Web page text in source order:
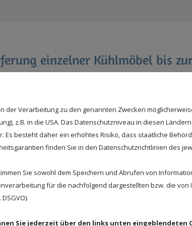
einzelner Kühlmöbel bis
arbeiten Sie mit Ihrem
und Ingenieuren
und planen Ihr individuelles
Kühltechnik zu der täglichen Arbeit
auch bei der Einrichtung einer Anlage
behilflich sein.
Qualitätsstandardsund sorgt
der Verarbeitung zu den genannten Zwecken
z.B. in die USA. Das Datenschutzniveau in diesen
Es besteht daher ein erhöhtes Risiko, dass staatliche
finden Sie in den Datenschutzrichtlinien des
Sie sowohl dem Speichern und Abrufen von
für die nachfolgend dargestellten bzw. die
Sie jederzeit über den links unten eingeblendeten